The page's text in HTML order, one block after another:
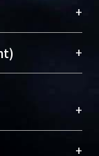
researcher
the
“Academic
+
性的社會運
作公開供使
升研究影響
+
或由第三方贊
者及第三方同
+
+